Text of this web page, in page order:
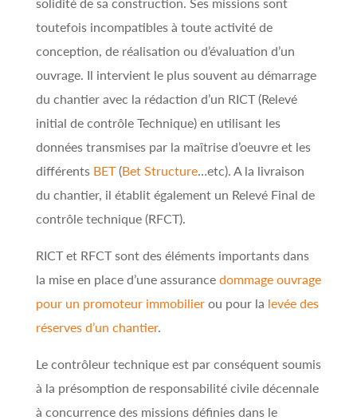
toutefois incompatibles à toute activité de
conception, de réalisation ou d’évaluation d’un
ouvrage. Il intervient le plus souvent au démarrage
du chantier avec la rédaction d’un RICT (Relevé
initial de contrôle Technique) en utilisant les
données transmises par la maîtrise d’oeuvre et les
différents BET(Bet Structure…etc). A la livraison
du chantier, il établit également un Relevé Final de
contrôle technique (RFCT).
RICT et RFCT sont des éléments importants dans
la mise en place d’une assurance dommage ouvrage
pour un promoteur immobilierou pour la levée des
réserves d’un chantier.
Le contrôleur technique est par conséquent soumis
à la présomption de responsabilité civile décennale
à concurrence des missions définies dans le